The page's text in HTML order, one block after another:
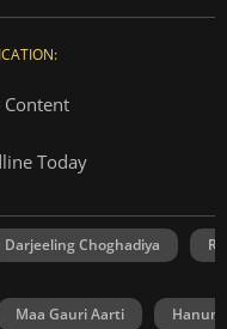
Content
Today
Darjeeling Choghadiya
Maa Gauri Aarti